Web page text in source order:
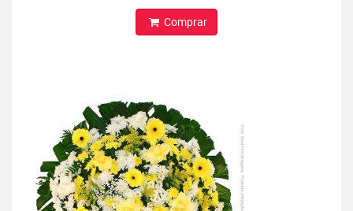
Comprar